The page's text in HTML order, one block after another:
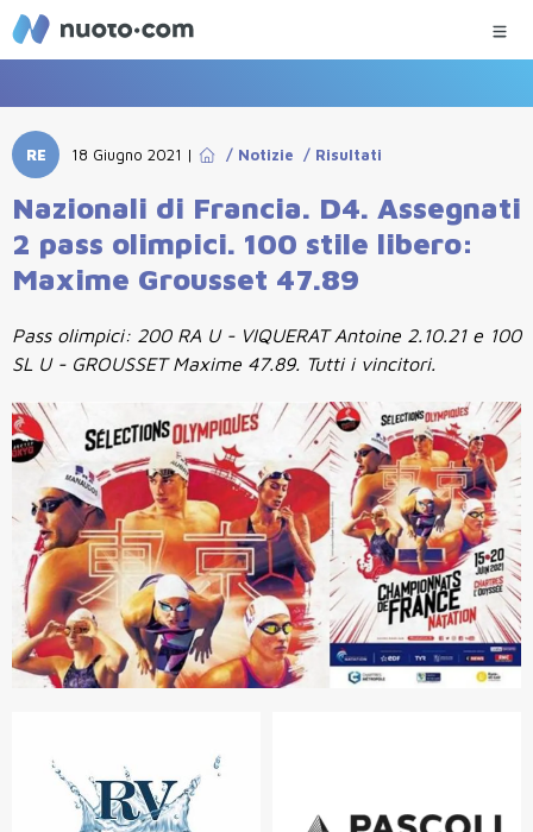
RE 18 Giugno 2021 | / Notizie / Risultati
Nazionali di Francia. D4. Assegnati
2 pass olimpici. 100 stile libero:
Maxime Grousset 47.89
Pass olimpici: 200 RA U - VIQUERAT Antoine 2.10.21 e 100
SL U - GROUSSET Maxime 47.89. Tutti i vincitori.